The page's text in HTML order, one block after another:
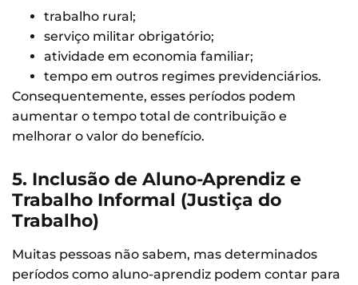
trabalho rural;
serviço militar obrigatório;
atividade em economia familiar;
tempo em outros regimes previdenciários.
Consequentemente, esses períodos podem
aumentar o tempo total de contribuição e
melhorar o valor do benefício.
5. Inclusão de Aluno-Aprendiz e
Trabalho Informal (Justiça do
Trabalho)
Muitas pessoas não sabem, mas determinados
períodos como aluno-aprendiz podem contar para